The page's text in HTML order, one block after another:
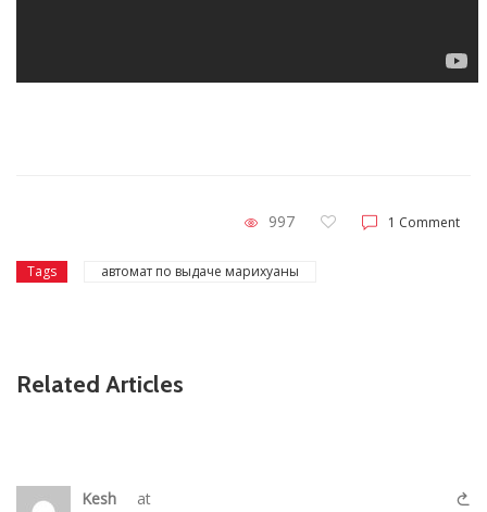
997 1 Comment
Tags автомат по выдаче марихуаны
Related Articles
Kesh
at